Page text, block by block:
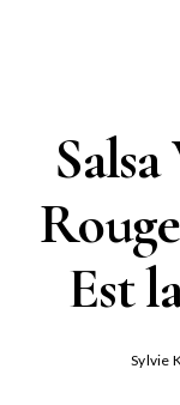
Est
Sylvie